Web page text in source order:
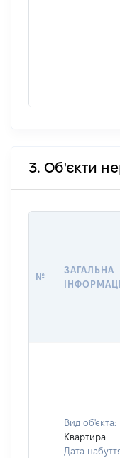
3. Об'єкти
№
ЗАГАЛЬНА
Вид об'єкта:
Квартира
Дата